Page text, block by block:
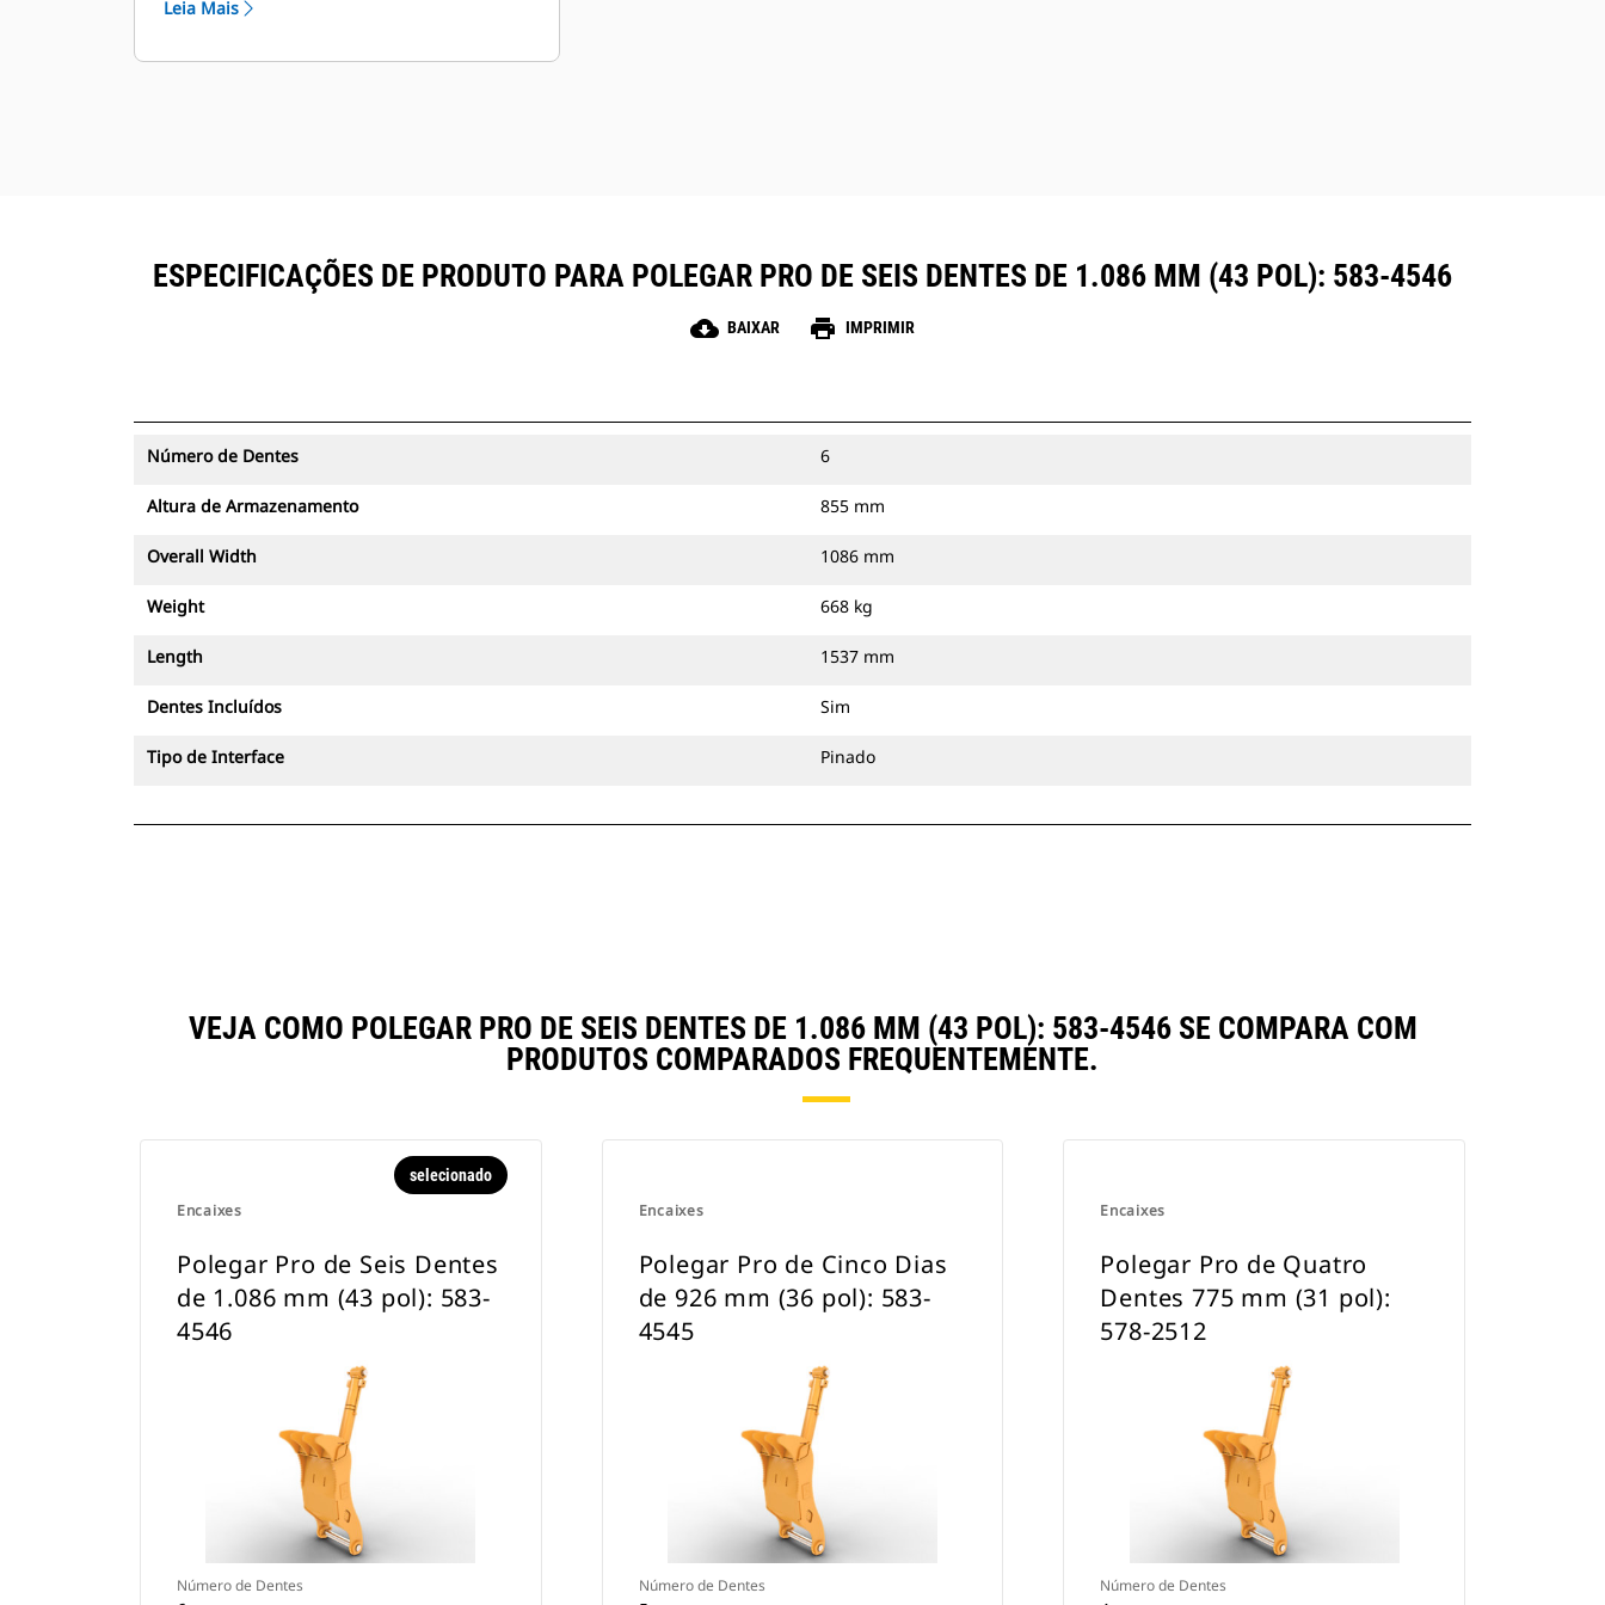
ativos no VisionLink® juntamente
fácil de configurar.
Leia Mais
ESPECIFICAÇÕES DE PRODUTO PARA POLEGAR PRO DE SEIS DENTES DE 1.086 MM (43 POL): 583-4546
cloud_download BAIXAR print IMPRIMIR
Número de Dentes 6
Altura de Armazenamento 855 mm
Overall Width 1086 mm
Weight 668 kg
Length 1537 mm
Dentes Incluídos Sim
Tipo de Interface Pinado
VEJA COMO POLEGAR PRO DE SEIS DENTES DE 1.086 MM (43 POL): 583-4546 SE COMPARA COM
PRODUTOS COMPARADOS FREQUENTEMENTE.
Encaixes
selecionado
Polegar Pro de Seis Dentes
de 1.086 mm (43 pol): 583-
4546
Número de Dentes
Encaixes
Polegar Pro de Cinco Dias
de 926 mm (36 pol): 583-
4545
Número de Dentes
Encaixes
Polegar Pro de Quatro
Dentes 775 mm (31 pol):
578-2512
Número de Dentes